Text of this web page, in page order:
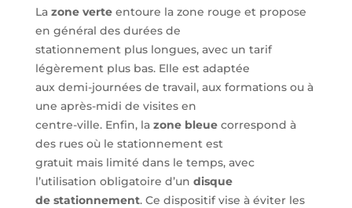
La zone verteentoure la zone rouge et propose
en général des durées de
stationnement plus longues, avec un tarif
légèrement plus bas. Elle est adaptée
aux demi-journées de travail, aux formations ou à
une après-midi de visites en
centre-ville. Enfin, la zone bleuecorrespond à
des rues où le stationnement est
gratuit mais limité dans le temps, avec
l’utilisation obligatoire d’un disque
de stationnement. Ce dispositif vise à éviter les